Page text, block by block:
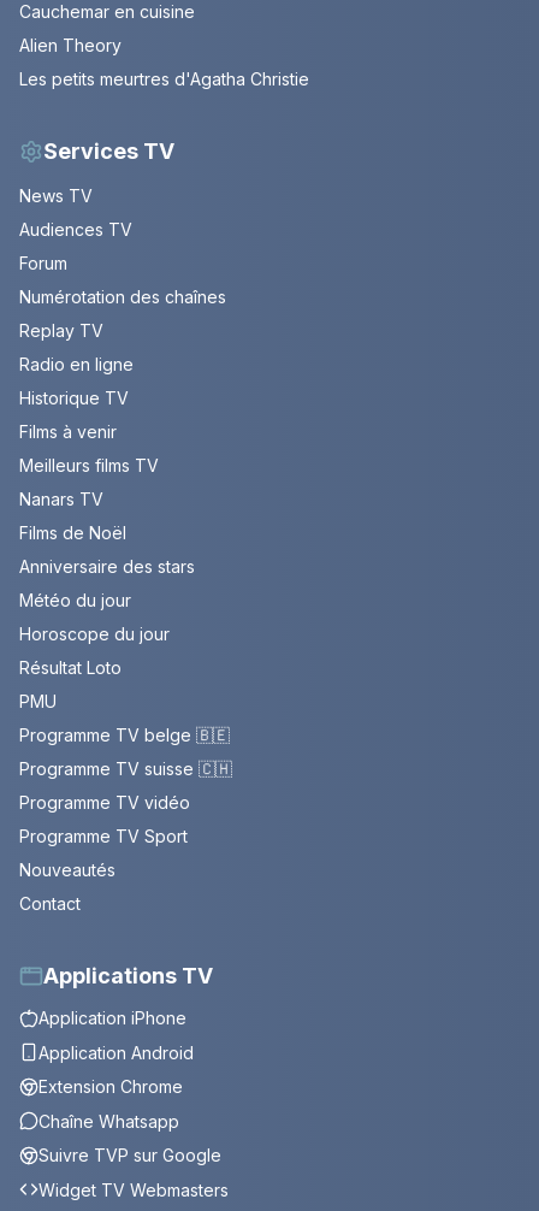
Cauchemar en cuisine
Alien Theory
Les petits meurtres d'Agatha Christie
Services TV
News TV
Audiences TV
Forum
Numérotation des chaînes
Replay TV
Radio en ligne
Historique TV
Films à venir
Meilleurs films TV
Nanars TV
Films de Noël
Anniversaire des stars
Météo du jour
Horoscope du jour
Résultat Loto
PMU
Programme TV belge 🇧🇪
Programme TV suisse 🇨🇭
Programme TV vidéo
Programme TV Sport
Nouveautés
Contact
Applications TV
Application iPhone
Application Android
Extension Chrome
Chaîne Whatsapp
Suivre TVP sur Google
Widget TV Webmasters